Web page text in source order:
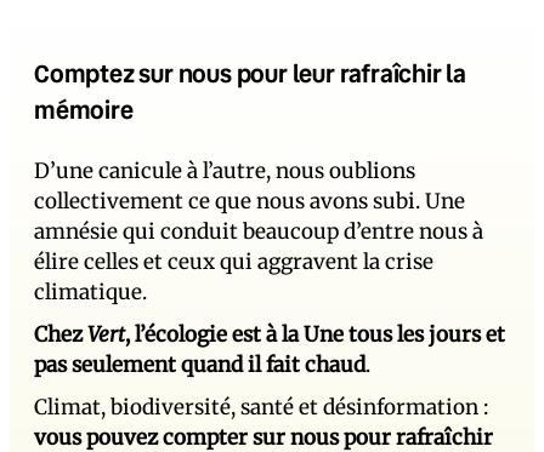
Comptez sur nous pour leur rafraîchir la
mémoire
D’une canicule à l’autre, nous oublions
collectivement ce que nous avons subi. Une
amnésie qui conduit beaucoup d’entre nous à
élire celles et ceux qui aggravent la crise
climatique.
ChezVert, l’écologie est à la Une tous les jours et
pas seulement quand il fait chaud.
Climat, biodiversité, santé et désinformation :
vous pouvez compter sur nous pour rafraîchir